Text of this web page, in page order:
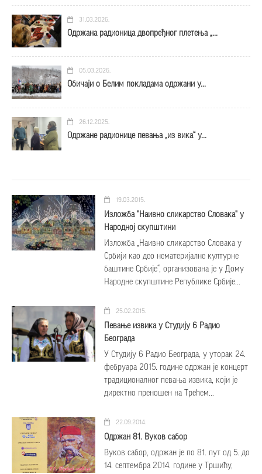
31.03.2026.
Одржана радионица двопређног плетења „...
05.03.2026.
Обичаји о Белим покладама одржани у...
26.12.2025.
Одржане радионице певања „из вика“ у...
19.03.2015.
Изложба "Наивно сликарство Словака" у
Народној скупштини
Изложба „Наивно сликарство Словака у
Србији као део нематеријалне културне
баштине Србије“, организована је у Дому
Народне скупштине Републике Србије...
25.02.2015.
Певање извика у Студију 6 Радио
Београда
У Студију 6 Радио Београда, у уторак 24.
фебруара 2015. године одржан је концерт
традиционалног певања извика, који је
директно преношен на Трећем...
22.09.2014.
Одржан 81. Вуков сабор
Вукoв сaбoр, oдржaн је по 81. пут oд 5. дo
14. сeптeмбрa 2014. године у Tршићу,